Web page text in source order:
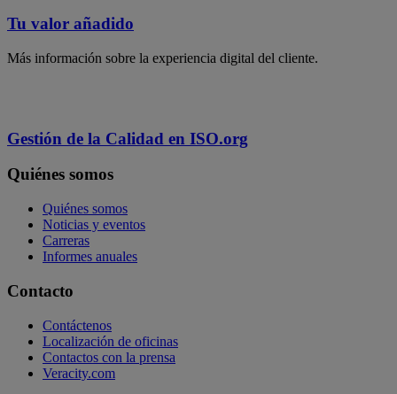
Tu valor añadido
Más información sobre la experiencia digital del cliente.
Gestión de la Calidad en ISO.org
Quiénes somos
Quiénes somos
Noticias y eventos
Carreras
Informes anuales
Contacto
Contáctenos
Localización de oficinas
Contactos con la prensa
Veracity.com